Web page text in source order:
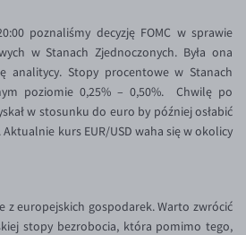
poznaliśmy decyzję FOMC w sprawie
w Stanach Zjednoczonych. Była ona
analitycy. Stopy procentowe w Stanach
poziomie 0,25% – 0,50%. Chwilę po
w stosunku do euro by później osłabić
kurs EUR/USD waha się w okolicy
z europejskich gospodarek. Warto zwrócić
stopy bezrobocia, która pomimo tego,